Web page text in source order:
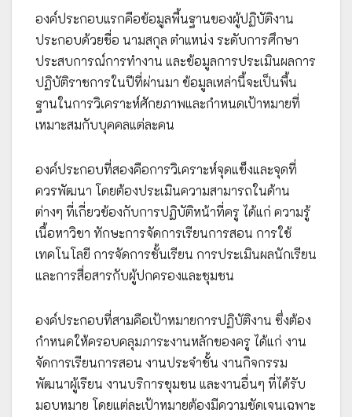
องค์ประกอบแรกคือข้อมูลพื้นฐานของผู้ปฏิบัติงาน
ประกอบด้วยชื่อ นามสกุล ตำแหน่ง ระดับการศึกษา
ประสบการณ์การทำงาน และข้อมูลการประเมินผลการ
ปฏิบัติราชการในปีที่ผ่านมา ข้อมูลเหล่านี้จะเป็นพื้น
ฐานในการวิเคราะห์ศักยภาพและกำหนดเป้าหมายที่
เหมาะสมกับบุคคลแต่ละคน
องค์ประกอบที่สองคือการวิเคราะห์จุดแข็งและจุดที่
ควรพัฒนา โดยต้องประเมินความสามารถในด้าน
ต่างๆ ที่เกี่ยวข้องกับการปฏิบัติหน้าที่ครู ได้แก่ ความรู้
เนื้อหาวิชา ทักษะการจัดการเรียนการสอน การใช้
เทคโนโลยี การจัดการชั้นเรียน การประเมินผลนักเรียน
และการสื่อสารกับผู้ปกครองและชุมชน
องค์ประกอบที่สามคือเป้าหมายการปฏิบัติงาน ซึ่งต้อง
กำหนดให้ครอบคลุมภาระงานหลักของครู ได้แก่ งาน
จัดการเรียนการสอน งานประจำชั้น งานกิจกรรม
พัฒนาผู้เรียน งานบริการชุมชน และงานอื่นๆ ที่ได้รับ
มอบหมาย โดยแต่ละเป้าหมายต้องมีความชัดเจนเฉพาะ